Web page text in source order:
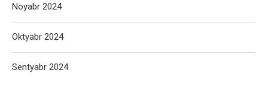
Noyabr 2024
Oktyabr 2024
Sentyabr 2024